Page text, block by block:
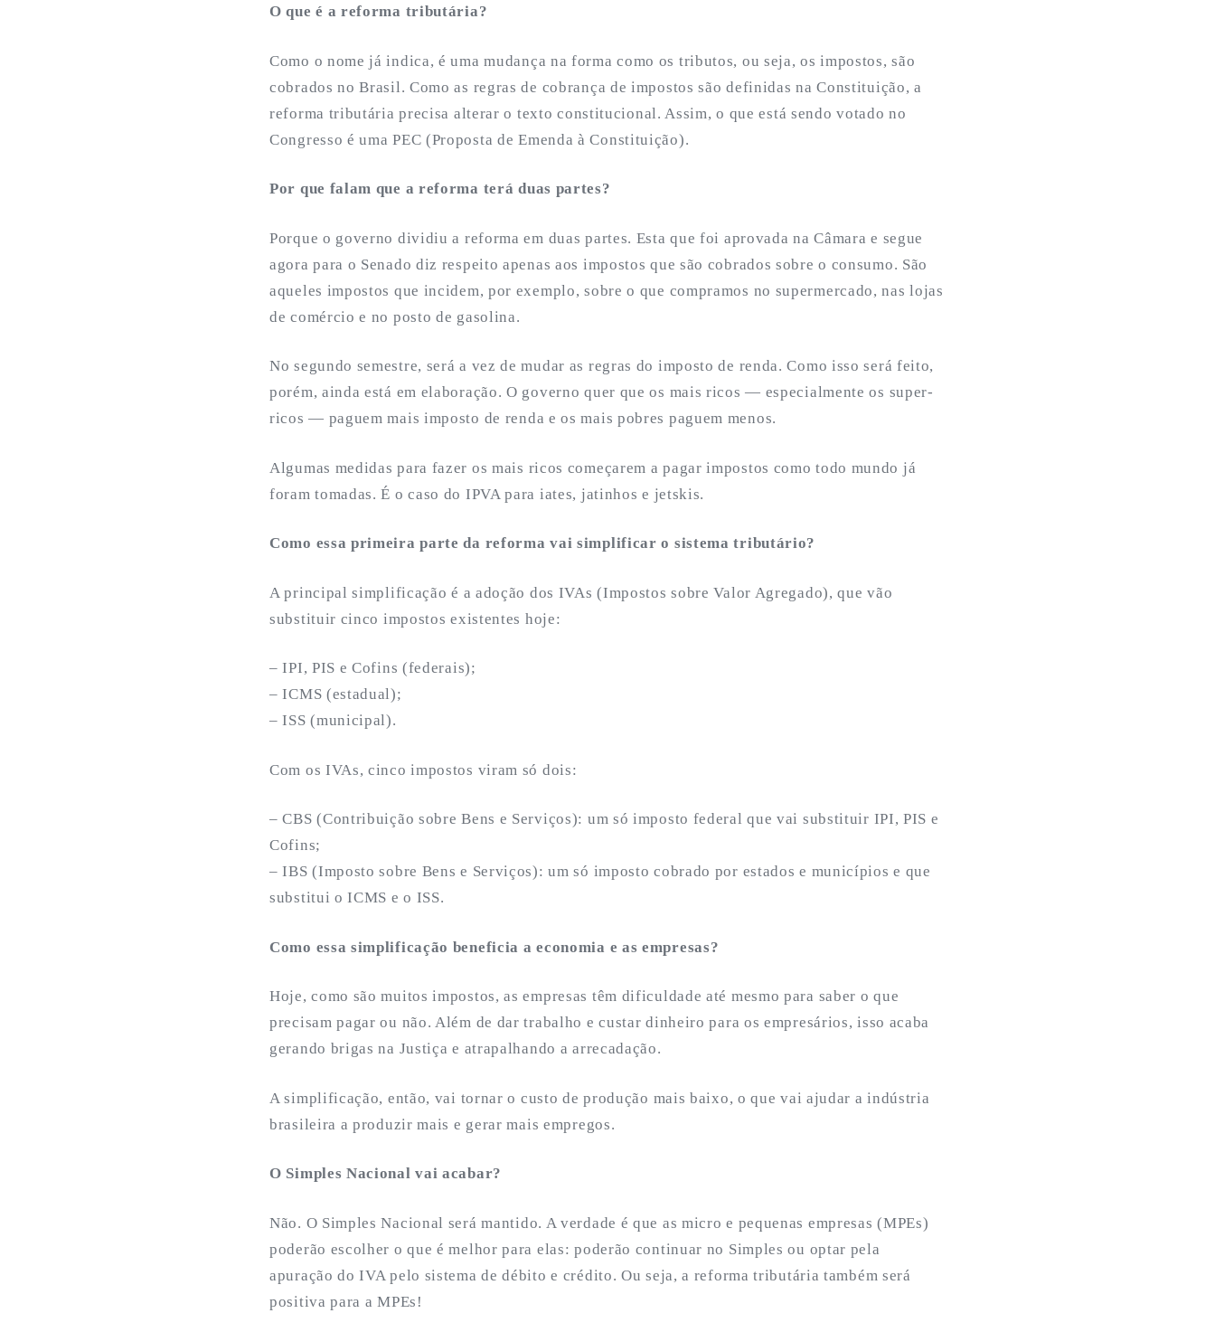
O que é a reforma tributária?
Como o nome já indica, é uma mudança na forma como os tributos, ou seja, os impostos, são
cobrados no Brasil. Como as regras de cobrança de impostos são definidas na Constituição, a
reforma tributária precisa alterar o texto constitucional. Assim, o que está sendo votado no
Congresso é uma PEC (Proposta de Emenda à Constituição).
Por que falam que a reforma terá duas partes?
Porque o governo dividiu a reforma em duas partes. Esta que foi aprovada na Câmara e segue
agora para o Senado diz respeito apenas aos impostos que são cobrados sobre o consumo. São
aqueles impostos que incidem, por exemplo, sobre o que compramos no supermercado, nas lojas
de comércio e no posto de gasolina.
No segundo semestre, será a vez de mudar as regras do imposto de renda. Como isso será feito,
porém, ainda está em elaboração. O governo quer que os mais ricos — especialmente os super-
ricos — paguem mais imposto de renda e os mais pobres paguem menos.
Algumas medidas para fazer os mais ricos começarem a pagar impostos como todo mundo já
foram tomadas. É o caso do IPVA para iates, jatinhos e jetskis.
Como essa primeira parte da reforma vai simplificar o sistema tributário?
A principal simplificação é a adoção dos IVAs (Impostos sobre Valor Agregado), que vão
substituir cinco impostos existentes hoje:
– IPI, PIS e Cofins (federais);
– ICMS (estadual);
– ISS (municipal).
Com os IVAs, cinco impostos viram só dois:
– CBS (Contribuição sobre Bens e Serviços): um só imposto federal que vai substituir IPI, PIS e
Cofins;
– IBS (Imposto sobre Bens e Serviços): um só imposto cobrado por estados e municípios e que
substitui o ICMS e o ISS.
Como essa simplificação beneficia a economia e as empresas?
Hoje, como são muitos impostos, as empresas têm dificuldade até mesmo para saber o que
precisam pagar ou não. Além de dar trabalho e custar dinheiro para os empresários, isso acaba
gerando brigas na Justiça e atrapalhando a arrecadação.
A simplificação, então, vai tornar o custo de produção mais baixo, o que vai ajudar a indústria
brasileira a produzir mais e gerar mais empregos.
O Simples Nacional vai acabar?
Não. O Simples Nacional será mantido. A verdade é que as micro e pequenas empresas (MPEs)
poderão escolher o que é melhor para elas: poderão continuar no Simples ou optar pela
apuração do IVA pelo sistema de débito e crédito. Ou seja, a reforma tributária também será
positiva para a MPEs!